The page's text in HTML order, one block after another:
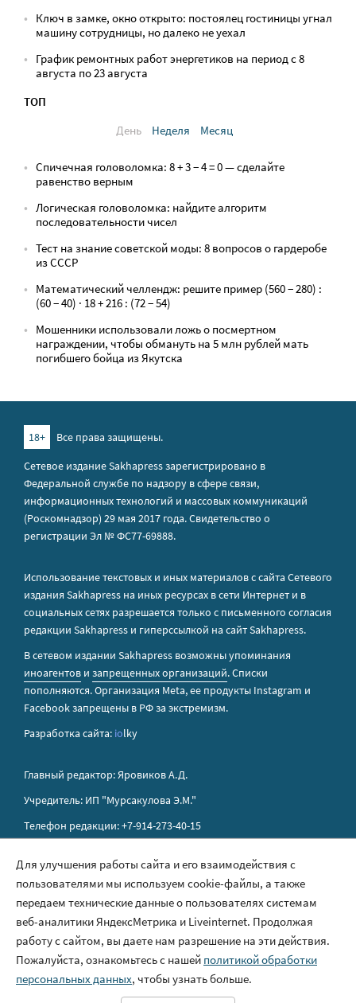
Ключ в замке, окно открыто: постоялец гостиницы угнал
машину сотрудницы, но далеко не уехал
График ремонтных работ энергетиков на период с 8
августа по 23 августа
ТОП
День
Неделя Месяц
Спичечная головоломка: 8 + 3 − 4 = 0 — сделайте
равенство верным
Логическая головоломка: найдите алгоритм
последовательности чисел
Тест на знание советской моды: 8 вопросов о гардеробе
из СССР
Математический челлендж: решите пример (560 − 280) :
(60 − 40) · 18 + 216 : (72 − 54)
Мошенники использовали ложь о посмертном
награждении, чтобы обмануть на 5 млн рублей мать
погибшего бойца из Якутска
18+
Все права защищены.
Сетевое издание Sakhapress зарегистрировано в
Федеральной службе по надзору в сфере связи,
информационных технологий и массовых коммуникаций
(Роскомнадзор) 29 мая 2017 года. Свидетельство о
регистрации Эл № ФС77-69888.
Использование текстовых и иных материалов с сайта Сетевого
издания Sakhapress на иных ресурсах в сети Интернет и в
социальных сетях разрешается только с письменного согласия
редакции Sakhapress и гиперссылкой на сайт Sakhapress.
В сетевом издании Sakhapress возможны упоминания
иноагентов и запрещенных организаций. Списки
пополняются. Организация Metа, ее продукты Instagram и
Facebook запрещены в РФ за экстремизм.
Разработка сайта: iolky
Главный редактор: Яровиков А.Д.
Учредитель: ИП "Мурсакулова Э.М."
Телефон редакции: +7-914-273-40-15
Правила сайта
Политика обработки персональных данных
Размещение рекламы
Контакты
Для улучшения работы сайта и его взаимодействия с
пользователями мы используем cookie-файлы, а также
передаем технические данные о пользователях системам
веб-аналитики ЯндексМетрика и Liveinternet. Продолжая
работу с сайтом, вы даете нам разрешение на эти действия.
Пожалуйста, ознакомьтесь с нашей политикой обработки
персональных данных, чтобы узнать больше.